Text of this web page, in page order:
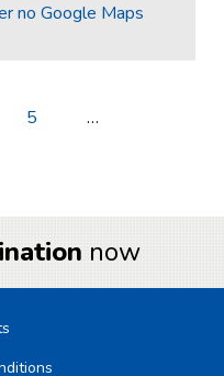
no Google Maps
5
…
now